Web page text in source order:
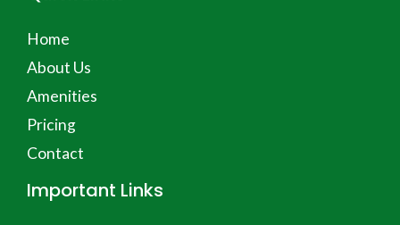
Home
About Us
Amenities
Pricing
Contact
Important Links